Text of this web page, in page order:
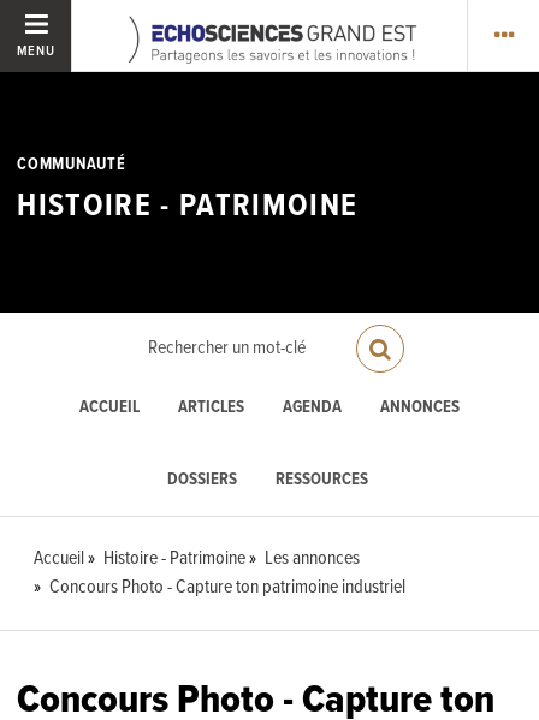
MENU
COMMUNAUTÉ
HISTOIRE - PATRIMOINE
ACCUEIL ARTICLES AGENDA ANNONCES
DOSSIERS RESSOURCES
Accueil Histoire - Patrimoine
Les annonces
Concours Photo - Capture ton patrimoine industriel
Concours Photo - Capture ton